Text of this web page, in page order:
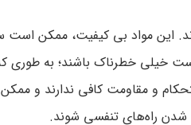
این مواد بی کیفیت، ممکن
خطرناک باشند؛ به طوری
و مقاومت کافی ندارند و
راه‌های تنفسی شوند.